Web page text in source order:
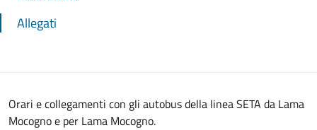
Allegati
Orari e collegamenti con gli autobus della linea SETA da Lama
Mocogno e per Lama Mocogno.